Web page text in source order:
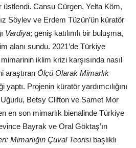
Cansu Cürgen, Yelta Köm,
Söylev ve Erdem Tüzün’ün küratör
Vardiya; geniş katılımlı bir buluşma,
alanı sundu. 2021’de Türkiye
iklim krizi karşısında nasıl
araştıran Ölçü Olarak Mimarlık
yaptı. Projenin küratör yardımcılığını
Betsy Clifton ve Samet Mor
en son mimarlık bienalinde Türkiye
Bayrak ve Oral Göktaş’ın
Mimarlığın Çuval Teorisibaşlıklı